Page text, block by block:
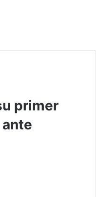
primer